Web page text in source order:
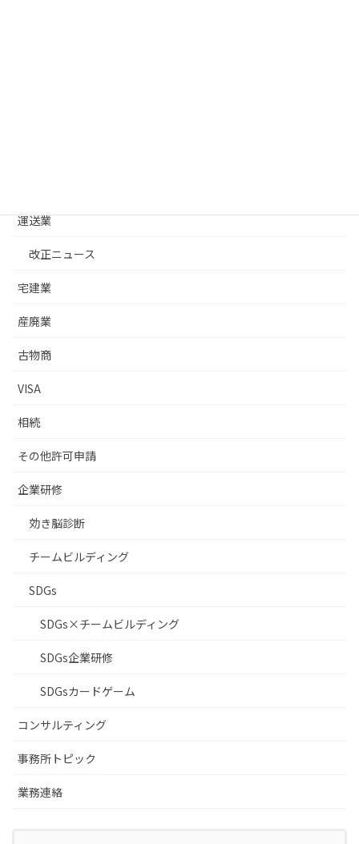
運送業
改正ニュース
宅建業
産廃業
古物商
VISA
相続
その他許可申請
企業研修
効き脳診断
チームビルディング
SDGs
SDGs×チームビルディング
SDGs企業研修
SDGsカードゲーム
コンサルティング
事務所トピック
業務連絡